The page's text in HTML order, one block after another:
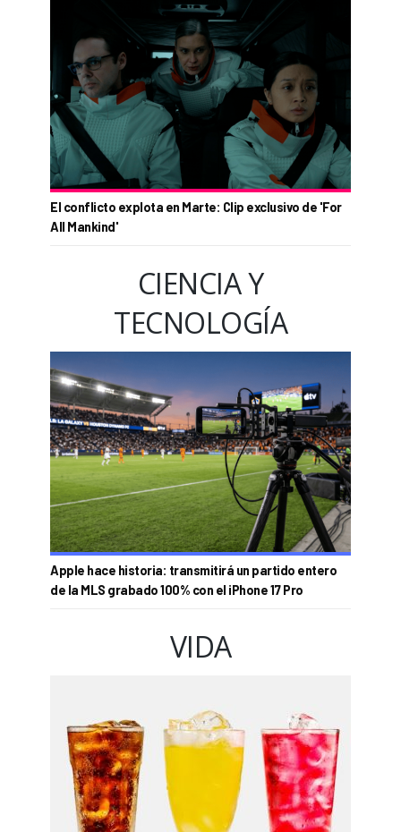
El conflicto explota en Marte: Clip exclusivo de 'For
All Mankind'
CIENCIA Y
TECNOLOGÍA
Apple hace historia: transmitirá un partido entero
de la MLS grabado 100% con el iPhone 17 Pro
VIDA